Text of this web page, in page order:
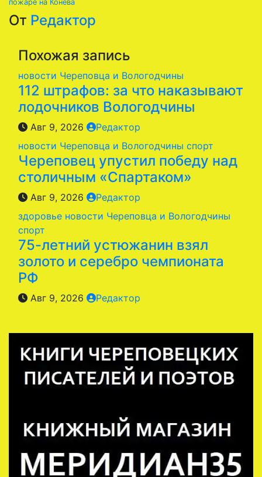
записям
пожаре на Конева
От Редактор
Похожая запись
новости Череповца и Вологодчины
112 штрафов: за что наказывают
лодочников Вологодчины
Авг 9, 2026
Редактор
новости Череповца и Вологодчины спорт
Череповец упустил победу над
столичным «Спартаком»
Авг 9, 2026
Редактор
здоровье новости Череповца и Вологодчины
спорт
75-летний устюжанин взял
золото и серебро чемпионата
РФ
Авг 9, 2026 Редактор